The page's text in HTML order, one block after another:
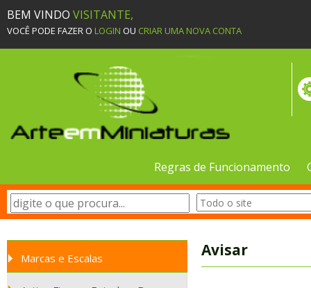
BEM VINDO VISITANTE,
VOCÊ PODE FAZER O LOGIN OU CRIAR UMA NOVA CONTA
Regras de Funcionamento
Marcas e Escalas Avisar